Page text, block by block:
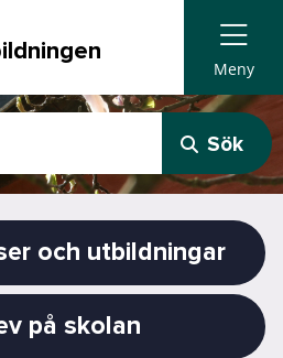
Meny
Sök
och utbildningar
på skolan